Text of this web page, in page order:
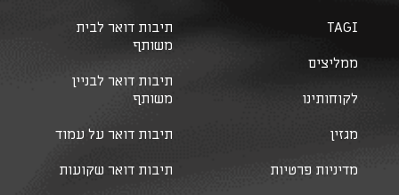
TAGI
ממליצים
לקוחותינו
מגזין
מדיניות פרטיות
תיבות דואר לבית
משותף
תיבות דואר לבניין
משותף
תיבות דואר על עמוד
תיבות דואר שקועות